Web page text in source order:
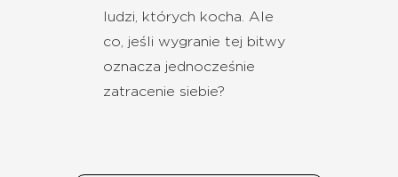
ludzi, których kocha. Ale
co, jeśli wygranie tej bitwy
oznacza jednocześnie
zatracenie siebie?